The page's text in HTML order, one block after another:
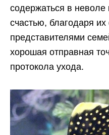
содержаться в неволе
счастью, благодаря
представителями
хорошая отправная
протокола ухода.